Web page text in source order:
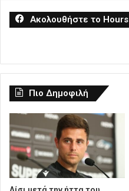
Ακολουθήστε το
Πιο Δημοφιλή